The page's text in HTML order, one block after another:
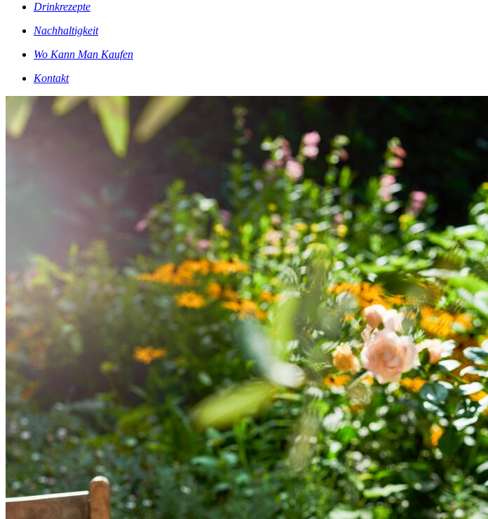
Drinkrezepte
Nachhaltigkeit
Wo Kann Man Kaufen
Kontakt